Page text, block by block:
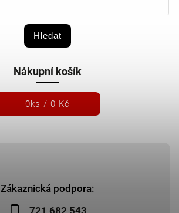
Zákaznická podpora:
721 682 543
Hledat
Nákupní košík
0ks / 0 Kč